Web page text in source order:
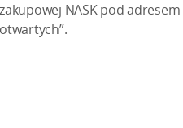
zakupowej NASK pod adresem
otwartych”.